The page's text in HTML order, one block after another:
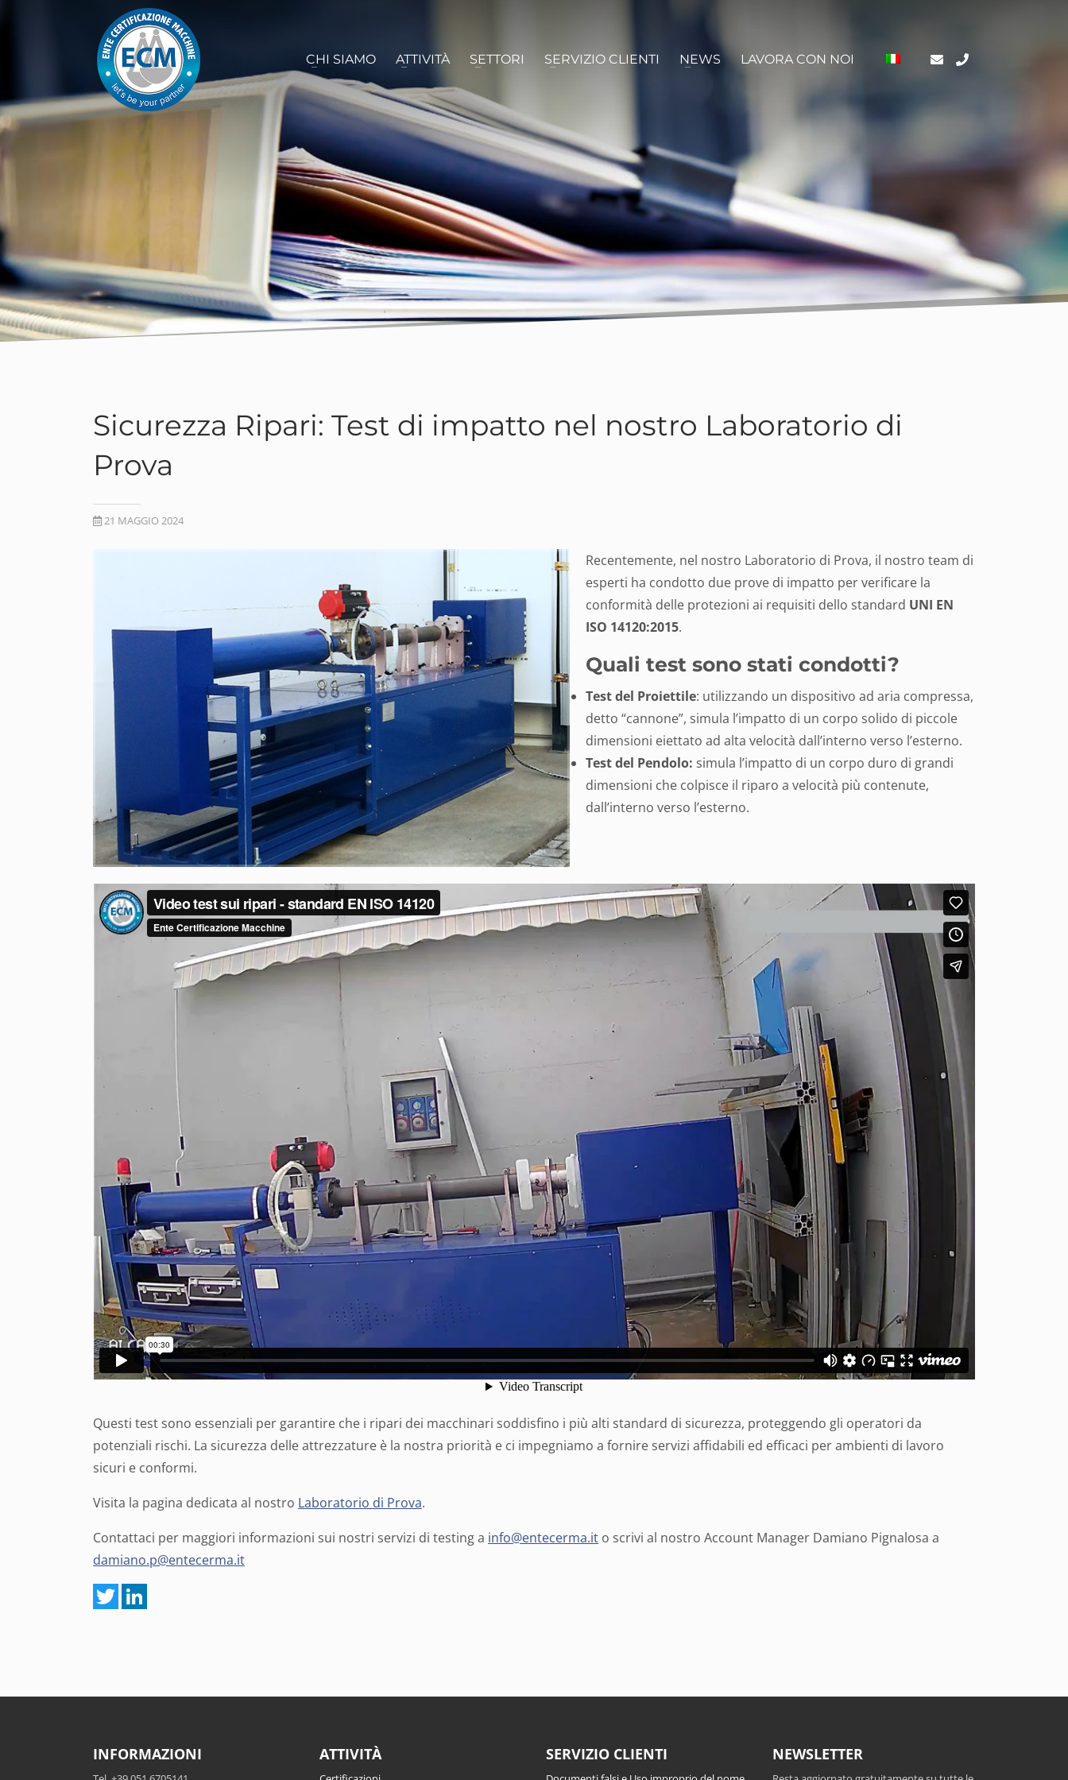
CHI SIAMO ATTIVITÀ SETTORI SERVIZIO CLIENTI NEWS LAVORA CON NOI
Sicurezza Ripari: Test di impatto nel nostro Laboratorio di
Prova
21 MAGGIO 2024
Recentemente, nel nostro Laboratorio di Prova, il nostro team di
esperti ha condotto due prove di impatto per verificare la
conformità delle protezioni ai requisiti dello standard UNI EN
ISO 14120:2015.
Quali test sono stati condotti?
Test del Proiettile: utilizzando un dispositivo ad aria compressa,
detto “cannone”, simula l’impatto di un corpo solido di piccole
dimensioni eiettato ad alta velocità dall’interno verso l’esterno.
Test del Pendolo: simula l’impatto di un corpo duro di grandi
dimensioni che colpisce il riparo a velocità più contenute,
dall’interno verso l’esterno.
Questi test sono essenziali per garantire che i ripari dei macchinari soddisfino i più alti standard di sicurezza, proteggendo gli operatori da
potenziali rischi. La sicurezza delle attrezzature è la nostra priorità e ci impegniamo a fornire servizi affidabili ed efficaci per ambienti di lavoro
sicuri e conformi.
Visita la pagina dedicata al nostro Laboratorio di Prova.
Contattaci per maggiori informazioni sui nostri servizi di testing a info@entecerma.it o scrivi al nostro Account Manager Damiano Pignalosa a
damiano.p@entecerma.it
INFORMAZIONI ATTIVITÀ SERVIZIO CLIENTI NEWSLETTER